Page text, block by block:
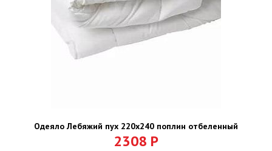
Одеяло Лебяжий пух 220х240 поплин отбеленный
2308 Р